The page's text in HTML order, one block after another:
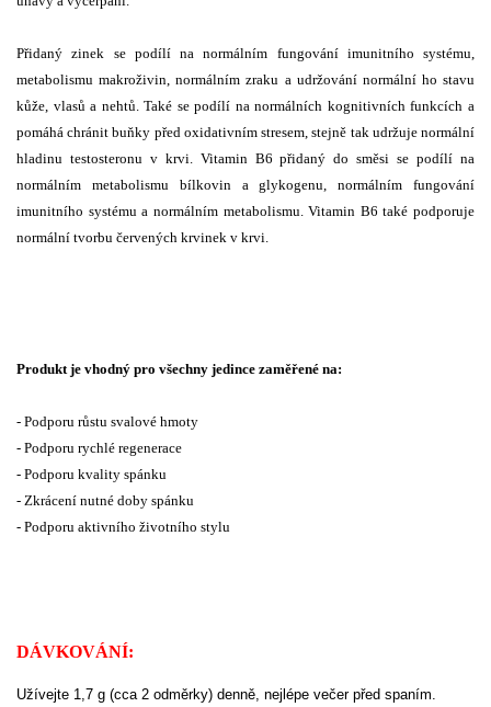
Přidaný zinek se podílí na normálním fungování imunitního systému,
metabolismu makroživin, normálním zraku a udržování normální ho stavu
kůže, vlasů a nehtů. Také se podílí na normálních kognitivních funkcích a
pomáhá chránit buňky před oxidativním stresem, stejně tak udržuje normální
hladinu testosteronu v krvi. Vitamin B6 přidaný do směsi se podílí na
normálním metabolismu bílkovin a glykogenu, normálním fungování
imunitního systému a normálním metabolismu. Vitamin B6 také podporuje
normální tvorbu červených krvinek v krvi.
Produkt je vhodný pro všechny jedince zaměřené na:
- Podporu růstu svalové hmoty
- Podporu rychlé regenerace
- Podporu kvality spánku
- Zkrácení nutné doby spánku
- Podporu aktivního životního stylu
DÁVKOVÁNÍ:
Užívejte 1,7 g (cca 2 odměrky) denně, nejlépe večer před spaním.